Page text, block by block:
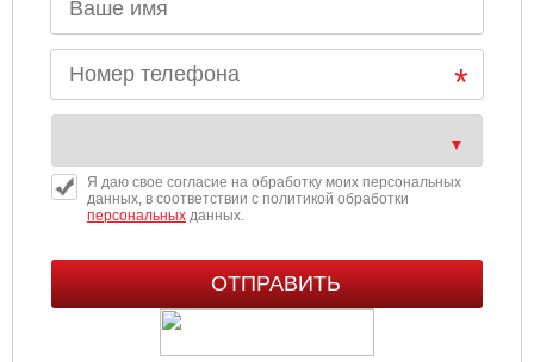
Я даю свое согласие на обработку моих персональных
данных, в соответствии с политикой обработки
персональныхданных.